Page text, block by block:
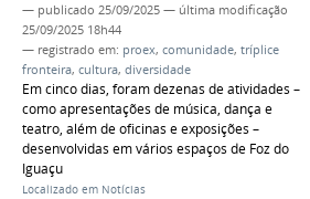
— publicado 25/09/2025 — última modificação
25/09/2025 18h44
— registrado em: proex, comunidade, tríplice
fronteira, cultura, diversidade
Em cinco dias, foram dezenas de atividades –
como apresentações de música, dança e
teatro, além de oficinas e exposições –
desenvolvidas em vários espaços de Foz do
Iguaçu
Localizado em Notícias